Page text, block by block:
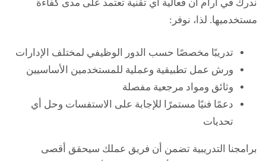
ندرك في آرام أن فعالية أي تقنية تعتمد على مدى كفاءة
مستخدميها. لذا، نوفر:
تدريبًا مخصصًا حسب الدور الوظيفي لمختلف الإدارات
ورش عمل تطبيقية وعملية للمستخدمين الأساسيين
وثائق ومواد مرجعية مفصلة
دعمًا فنيًا مستمرًا للإجابة على الاستفسات وحل أي
تحديات
برامجنا التدريبية تضمن أن فريق عملك سيحقق أقصى